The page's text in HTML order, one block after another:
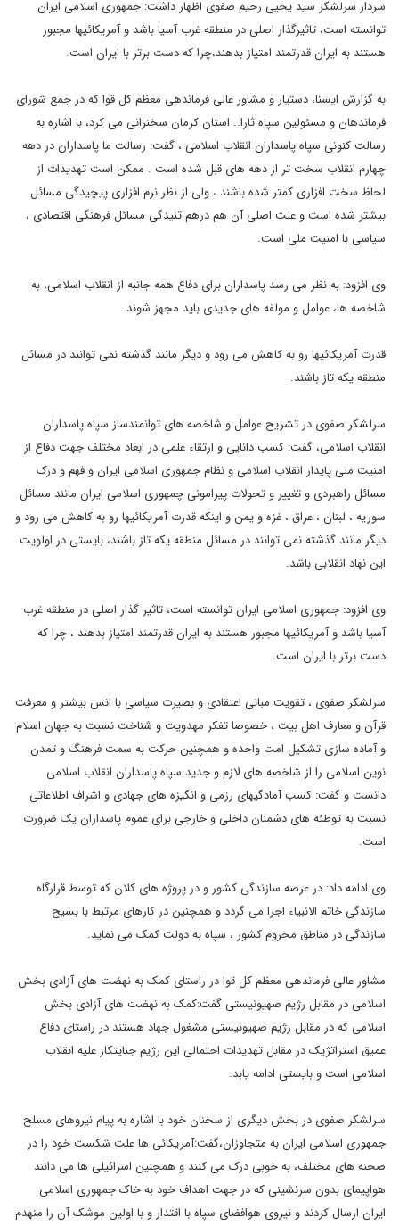
سردار سرلشکر سید یحیی رحیم صفوی اظهار داشت: جمهوری اسلامی ایران
توانسته است، تاثیرگذار اصلی در منطقه غرب آسیا باشد و آمریکائیها مجبور
هستند به ایران قدرتمند امتیاز بدهند،چرا که دست برتر با ایران است.
به گزارش ایسنا، دستیار و مشاور عالی فرماندهی معظم کل قوا که در جمع شورای
فرماندهان و مسئولین سپاه ثارا.. استان کرمان سخنرانی می کرد، با اشاره به
رسالت کنونی سپاه پاسداران انقلاب اسلامی ، گفت: رسالت ما پاسداران در دهه
چهارم انقلاب سخت تر از دهه های قبل شده است . ممکن است تهدیدات از
لحاظ سخت افزاری کمتر شده باشند ، ولی از نظر نرم افزاری پیچیدگی مسائل
بیشتر شده است و علت اصلی آن هم درهم تنیدگی مسائل فرهنگی اقتصادی ،
سیاسی با امنیت ملی است.
وی افزود: به نظر می رسد پاسداران برای دفاع همه جانبه از انقلاب اسلامی، به
شاخصه ها، عوامل و مولفه های جدیدی باید مجهز شوند.
قدرت آمریکائیها رو به کاهش می رود و دیگر مانند گذشته نمی توانند در مسائل
منطقه یکه تاز باشند.
سرلشکر صفوی در تشریح عوامل و شاخصه های توانمندساز سپاه پاسداران
انقلاب اسلامی، گفت: کسب دانایی و ارتقاء علمی در ابعاد مختلف جهت دفاع از
امنیت ملی پایدار انقلاب اسلامی و نظام جمهوری اسلامی ایران و فهم و درک
مسائل راهبردی و تغییر و تحولات پیرامونی چمهوری اسلامی ایران مانند مسائل
سوریه ، لبنان ، عراق ، غزه و یمن و اینکه قدرت آمریکائیها رو به کاهش می رود و
دیگر مانند گذشته نمی توانند در مسائل منطقه یکه تاز باشند، بایستی در اولویت
این نهاد انقلابی باشد.
وی افزود: جمهوری اسلامی ایران توانسته است، تاثیر گذار اصلی در منطقه غرب
آسیا باشد و آمریکائیها مجبور هستند به ایران قدرتمند امتیاز بدهند ، چرا که
دست برتر با ایران است.
سرلشکر صفوی ، تقویت مبانی اعتقادی و بصیرت سیاسی با انس بیشتر و معرفت
قرآن و معارف اهل بیت ، خصوصا تفکر مهدویت و شناخت نسبت به جهان اسلام
و آماده سازی تشکیل امت واحده و همچنین حرکت به سمت فرهنگ و تمدن
نوین اسلامی را از شاخصه های لازم و جدید سپاه پاسداران انقلاب اسلامی
دانست و گفت: کسب آمادگیهای رزمی و انگیزه های جهادی و اشراف اطلاعاتی
نسبت به توطئه های دشمنان داخلی و خارجی برای عموم پاسداران یک ضرورت
است.
وی ادامه داد: در عرصه سازندگی کشور و در پروژه های کلان که توسط قرارگاه
سازندگی خاتم الانبیاء اجرا می گردد و همچنین در کارهای مرتبط با بسیج
سازندگی در مناطق محروم کشور ، سپاه به دولت کمک می نماید.
مشاور عالی فرماندهی معظم کل قوا در راستای کمک به نهضت های آزادی بخش
اسلامی در مقابل رژیم صهیونیستی گفت:کمک به نهضت های آزادی بخش
اسلامی که در مقابل رژیم صهیونیستی مشغول جهاد هستند در راستای دفاع
عمیق استراتژیک در مقابل تهدیدات احتمالی این رژیم جنایتکار علیه انقلاب
اسلامی است و بایستی ادامه یابد.
سرلشکر صفوی در بخش دیگری از سخنان خود با اشاره به پیام نیروهای مسلح
جمهوری اسلامی ایران به متجاوزان،گفت:آمریکائی ها علت شکست خود را در
صحنه های مختلف، به خوبی درک می کنند و همچنین اسرائیلی ها می دانند
هواپیمای بدون سرنشینی که در جهت اهداف خود به خاک جمهوری اسلامی
ایران ارسال کردند و نیروی هوافضای سپاه با اقتدار و با اولین موشک آن را منهدم